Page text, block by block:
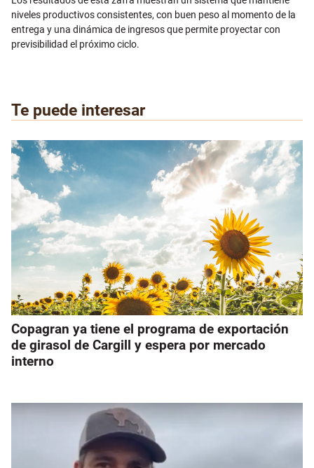
niveles productivos consistentes, con buen peso al momento de la
entrega y una dinámica de ingresos que permite proyectar con
previsibilidad el próximo ciclo.
Te puede interesar
Copagran ya tiene el programa de exportación
de girasol de Cargill y espera por mercado
interno